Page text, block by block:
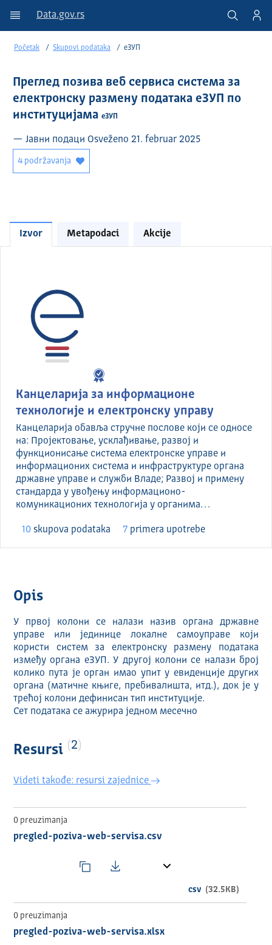
Data.gov.rs
Početak Skupovi podataka еЗУП
Преглед позива веб сервиса система за
електронску размену података еЗУП по
институцијамаеЗУП
— Јавни подаци Osveženo 21. februar 2025
4 podržavanja
Izvor Metapodaci Akcije
Канцеларија за информационе
технологије и електронску управу
Канцеларија обавља стручне послове који се односе
на: Пројектовање, усклађивање, развој и
функционисање система електронске управе и
информационих система и инфраструктуре органа
државне управе и служби Владе; Развој и примену
стандарда у увођењу информационо-
комуникационих технологија у органима…
10 skupova podataka 7 primera upotrebe
Opis
У првој колони се налази назив органа државне
управе или јединице локалне самоуправе који
користи систем за електронску размену података
између органа еЗУП. У другој колони се налази број
колико пута је орган имао упит у евиденције других
органа (матичне књиге, пребивалишта, итд.), док је у
трећој колони дефинисан тип институције.
Сет података се ажурира једном месечно
Resursi 2
Videti takođe: resursi zajednice
0 preuzimanja
pregled-poziva-web-servisa.csv
csv (32.5KB)
0 preuzimanja
pregled-poziva-web-servisa.xlsx